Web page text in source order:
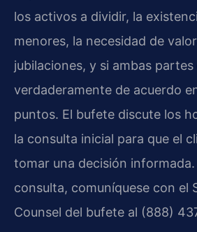
los activos a dividir, la
menores, la necesidad de
jubilaciones, y si ambas partes
verdaderamente de acuerdo
puntos. El bufete discute los
la consulta inicial para que el
tomar una decisión informada.
consulta, comuníquese con el
Counsel del bufete al (888)